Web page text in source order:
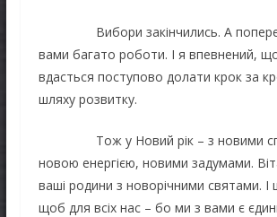
Вибори закінчились. А
вами багато роботи. І я впевнений,
вдасться поступово долати крок за
шляху розвитку.
Тож у Новий рік – з новими
новою енергією, новими задумами.
ваші родини з новорічними святами. І
щоб для всіх нас – бо ми з вами є